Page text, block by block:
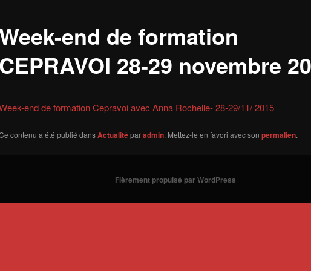
end de formation
CEPRAVOI 28-29 novembre
end de formation Cepravoi avec Anna Rochelle- 28-29/11/ 2015
contenu a été publié dansActualitéparadmin. Mettez-le en favori avec son permalien.
Fièrement propulsé par WordPress